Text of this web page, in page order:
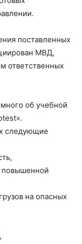
поставленных
МВД,
ответственных
об учебной
следующие
на опасных